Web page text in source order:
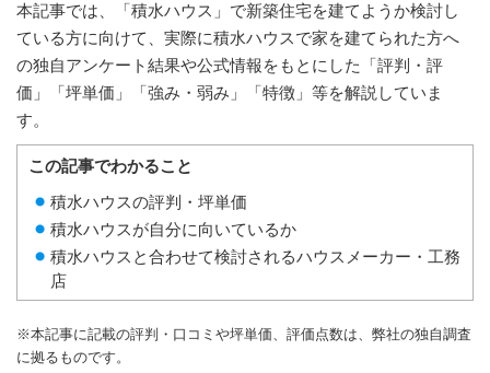
本記事では、「積水ハウス」で新築住宅を建てようか検討し
ている方に向けて、実際に積水ハウスで家を建てられた方へ
の独自アンケート結果や公式情報をもとにした「評判・評
価」「坪単価」「強み・弱み」「特徴」等を解説していま
す。
この記事でわかること
積水ハウスの評判・坪単価
積水ハウスが自分に向いているか
積水ハウスと合わせて検討されるハウスメーカー・工務
店
※本記事に記載の評判・口コミや坪単価、評価点数は、弊社の独自調査
に拠るものです。